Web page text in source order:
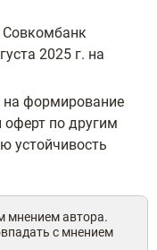
Совкомбанк
2025 г. на
на формирование
оферт по другим
устойчивость
мнением автора.
с мнением